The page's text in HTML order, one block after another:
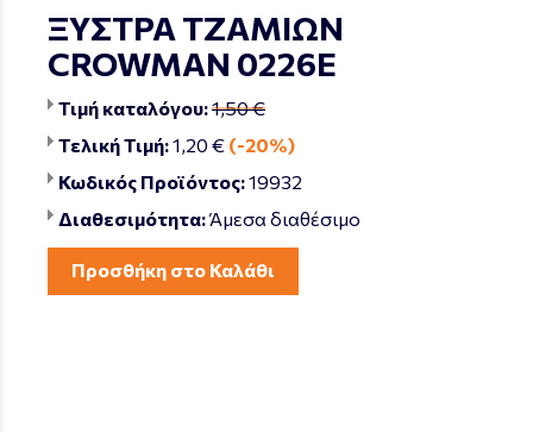
ΞΥΣΤΡΑ ΤΖΑΜΙΩΝ
CROWMAN 0226Ε
Τιμή καταλόγου:1,50 €
Τελική Τιμή:1,20 € (-20%)
Κωδικός Προϊόντος:19932
Διαθεσιμότητα:Άμεσα διαθέσιμο
Προσθήκη στο Καλάθι